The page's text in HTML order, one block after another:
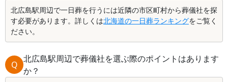
北広島駅周辺で一日葬を行うには近隣の市区町村から葬儀社を探
す必要があります。詳しくは北海道の一日葬ランキングをご覧く
ださい。
Q
北広島駅周辺で葬儀社を選ぶ際のポイントはあります
か？